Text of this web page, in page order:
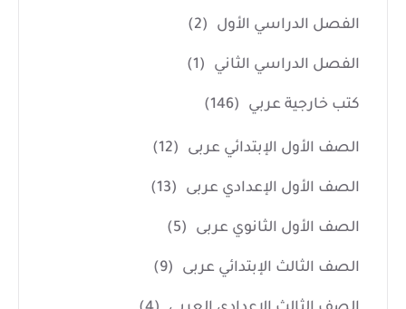
الفصل الدراسي الأول (2)
الفصل الدراسي الثاني (1)
كتب خارجية عربي (146)
الصف الأول الإبتدائي عربى (12)
الصف الأول الإعدادي عربى (13)
الصف الأول الثانوي عربى (5)
الصف الثالث الإبتدائي عربى (9)